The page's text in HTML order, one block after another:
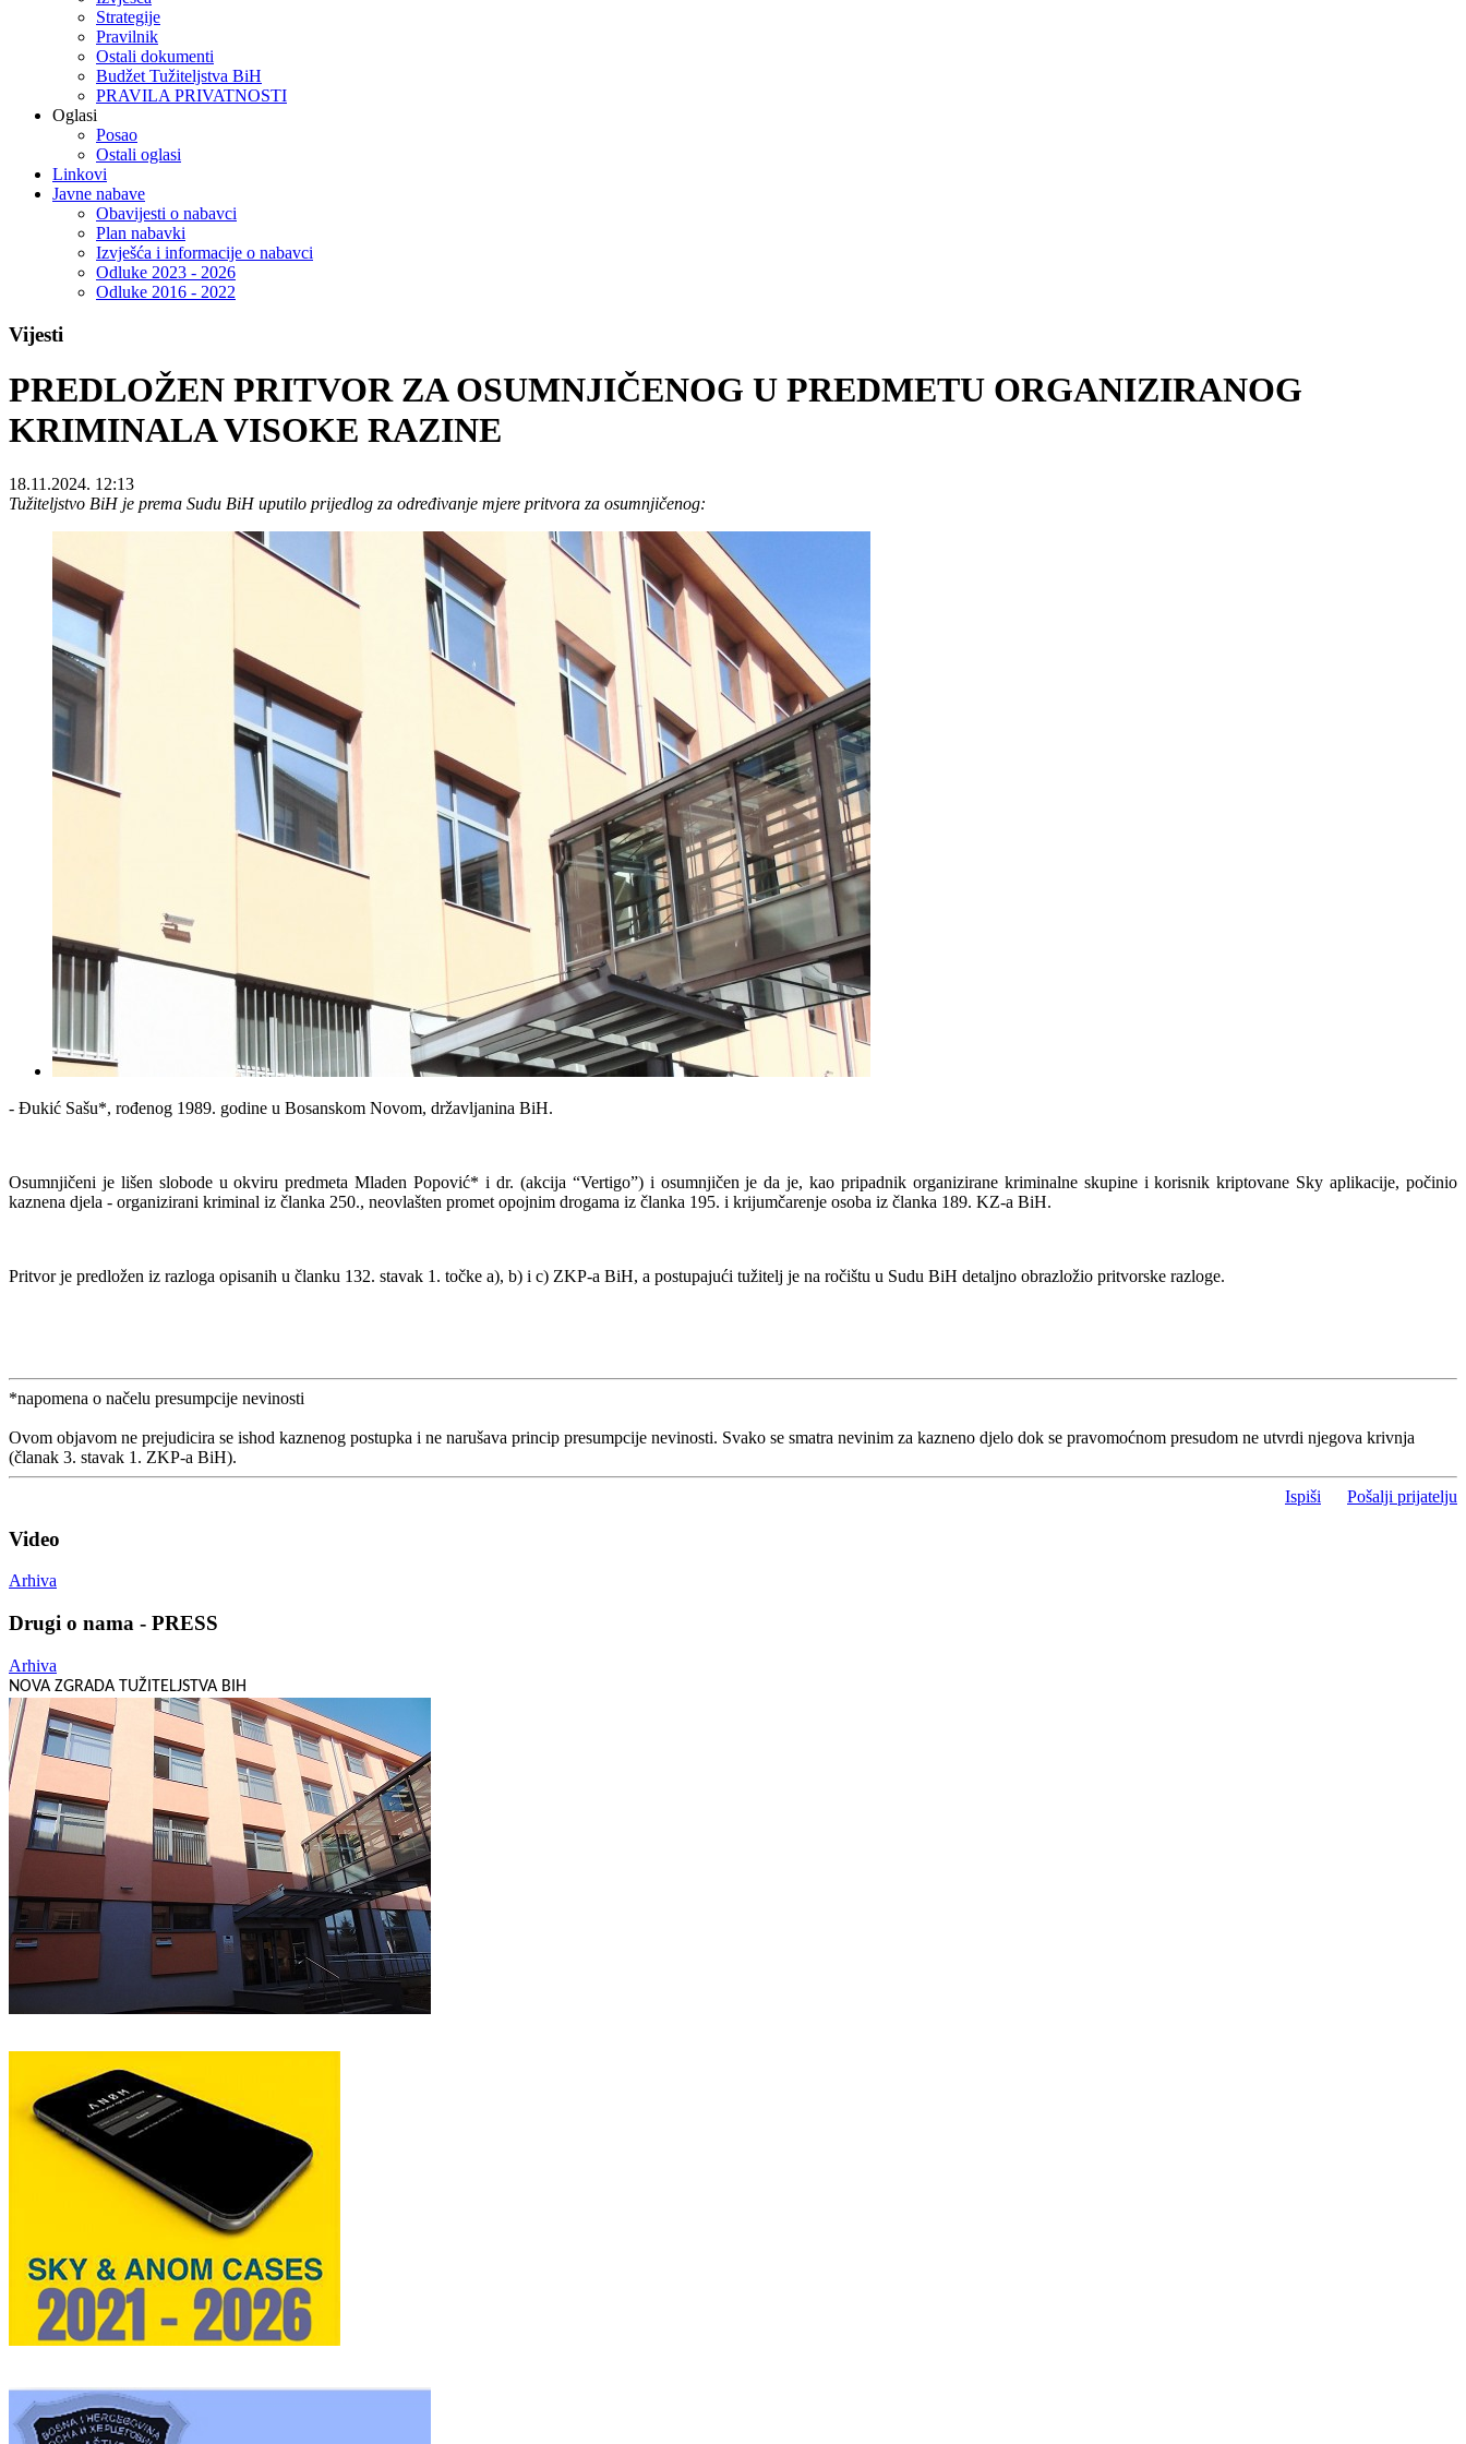
Strategije
Pravilnik
Ostali dokumenti
Budžet Tužiteljstva BiH
PRAVILA PRIVATNOSTI
Oglasi
Posao
Ostali oglasi
Linkovi
Javne nabave
Obavijesti o nabavci
Plan nabavki
Izvješća i informacije o nabavci
Odluke 2023 - 2026
Odluke 2016 - 2022
Vijesti
PREDLOŽEN PRITVOR ZA OSUMNJIČENOG U PREDMETU ORGANIZIRANOG
KRIMINALA VISOKE RAZINE
18.11.2024. 12:13
Tužiteljstvo BiH je prema Sudu BiH uputilo prijedlog za određivanje mjere pritvora za osumnjičenog:
- Đukić Sašu*, rođenog 1989. godine u Bosanskom Novom, državljanina BiH.
Osumnjičeni je lišen slobode u okviru predmeta Mladen Popović* i dr. (akcija “Vertigo”) i osumnjičen je da je, kao pripadnik organizirane kriminalne skupine i korisnik kriptovane Sky aplikacije, počinio
kaznena djela - organizirani kriminal iz članka 250., neovlašten promet opojnim drogama iz članka 195. i krijumčarenje osoba iz članka 189. KZ-a BiH.
Pritvor je predložen iz razloga opisanih u članku 132. stavak 1. točke a), b) i c) ZKP-a BiH, a postupajući tužitelj je na ročištu u Sudu BiH detaljno obrazložio pritvorske razloge.
*napomena o načelu presumpcije nevinosti
Ovom objavom ne prejudicira se ishod kaznenog postupka i ne narušava princip presumpcije nevinosti. Svako se smatra nevinim za kazneno djelo dok se pravomoćnom presudom ne utvrdi njegova krivnja
(članak 3. stavak 1. ZKP-a BiH).
Ispiši Pošalji prijatelju
Video
Arhiva
Drugi o nama - PRESS
Arhiva
NOVA ZGRADA TUŽITELJSTVA BIH